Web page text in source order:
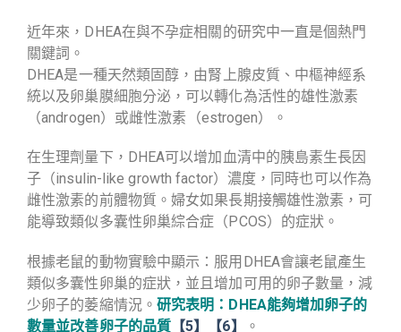
近年來，DHEA在與不孕症相關的研究中一直是個熱門
關鍵詞。
DHEA是一種天然類固醇，由腎上腺皮質、中樞神經系
統以及卵巢膜細胞分泌，可以轉化為活性的雄性激素
（androgen）或雌性激素（estrogen）。
在生理劑量下，DHEA可以增加血清中的胰島素生長因
子（insulin-like growth factor）濃度，同時也可以作為
雌性激素的前體物質。婦女如果長期接觸雄性激素，可
能導致類似多囊性卵巢綜合症（PCOS）的症狀。
根據老鼠的動物實驗中顯示：服用DHEA會讓老鼠產生
類似多囊性卵巢的症狀，並且增加可用的卵子數量，減
少卵子的萎縮情況。 研究表明：DHEA能夠增加卵子的
數量並改善卵子的品質 【5】【6】 ​。